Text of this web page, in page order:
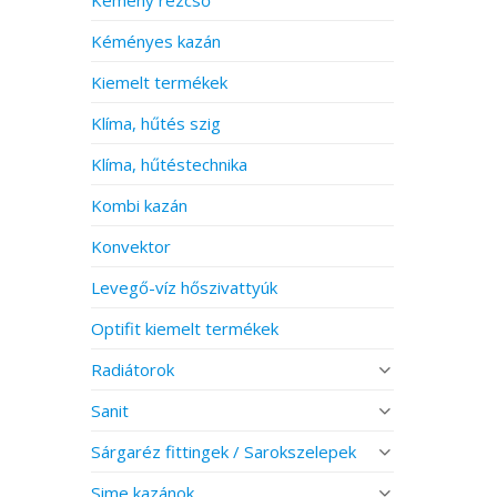
Kéményes kazán
Kiemelt termékek
Klíma, hűtés szig
Klíma, hűtéstechnika
Kombi kazán
Konvektor
Levegő-víz hőszivattyúk
Optifit kiemelt termékek
Radiátorok
Sanit
Sárgaréz fittingek / Sarokszelepek
Sime kazánok